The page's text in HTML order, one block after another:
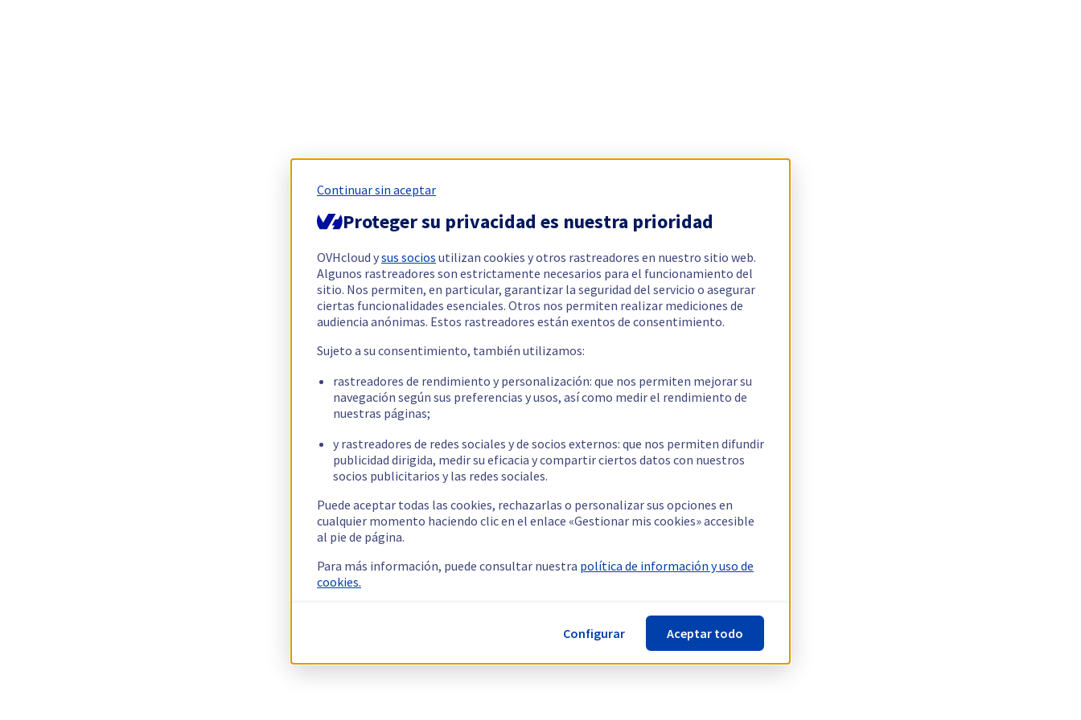
Continuar sin aceptar
Proteger su privacidad es nuestra prioridad
OVHcloud ysus socios utilizan cookies y otros rastreadores en nuestro sitio web.
Algunos rastreadores son estrictamente necesarios para el funcionamiento del
sitio. Nos permiten, en particular, garantizar la seguridad del servicio o asegurar
ciertas funcionalidades esenciales. Otros nos permiten realizar mediciones de
audiencia anónimas. Estos rastreadores están exentos de consentimiento.
Sujeto a su consentimiento, también utilizamos:
rastreadores de rendimiento y personalización: que nos permiten mejorar su
navegación según sus preferencias y usos, así como medir el rendimiento de
nuestras páginas;
y rastreadores de redes sociales y de socios externos: que nos permiten difundir
publicidad dirigida, medir su eficacia y compartir ciertos datos con nuestros
socios publicitarios y las redes sociales.
Puede aceptar todas las cookies, rechazarlas o personalizar sus opciones en
cualquier momento haciendo clic en el enlace «Gestionar mis cookies» accesible
al pie de página.
Para más información, puede consultar nuestra política de información y uso de
cookies.
Configurar Aceptar todo